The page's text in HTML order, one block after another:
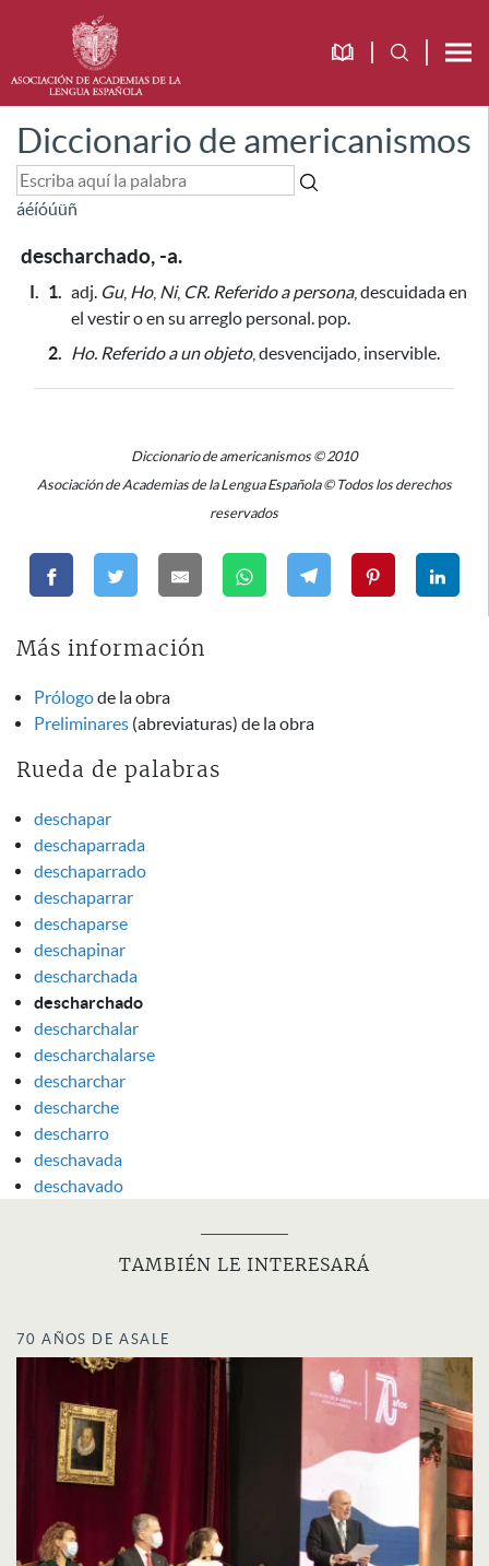
Diccionario de americanismos
áéíóúüñ
descharchado, -a.
I. 1. adj. Gu, Ho, Ni, CR. Referido a persona, descuidada en
el vestir o en su arreglo personal. pop.
2. Ho. Referido a un objeto, desvencijado, inservible.
Diccionario de americanismos © 2010
Asociación de Academias de la Lengua Española © Todos los derechos
reservados
Más información
Prólogode la obra
Preliminares (abreviaturas) de la obra
Rueda de palabras
deschapar
deschaparrada
deschaparrado
deschaparrar
deschaparse
deschapinar
descharchada
descharchado
descharchalar
descharchalarse
descharchar
descharche
descharro
deschavada
deschavado
TAMBIÉN LE INTERESARÁ
70 AÑOS DE ASALE